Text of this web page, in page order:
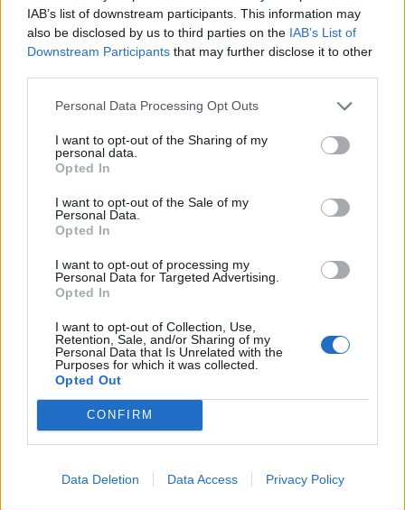
IAB’s list of downstream participants. This information may
also be disclosed by us to third parties on the IAB’s List of
Downstream Participants that may further disclose it to other
Personal Data Processing Opt Outs
I want to opt-out of the Sharing of my
personal data.
Opted In
I want to opt-out of the Sale of my
Personal Data.
Opted In
I want to opt-out of processing my
Personal Data for Targeted Advertising.
Opted In
I want to opt-out of Collection, Use,
Retention, Sale, and/or Sharing of my
Personal Data that Is Unrelated with the
Purposes for which it was collected.
Opted Out
CONFIRM
Data Deletion Data Access Privacy Policy
In evidenza